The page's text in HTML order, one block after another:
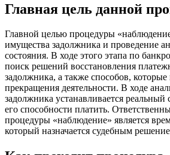
Главная цель данной
Главной целью процедуры
имущества задолжника и проведение
состояния. В ходе этого этапа по
поиск решений восстановления
задолжника, а также способов,
прекращения деятельности. В ходе
задолжника устанавливается реальный
его способности платить.
процедуры «наблюдение» является
который назначается судебным